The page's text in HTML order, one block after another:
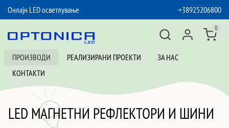
Онлајн LED осветлување
+38925206800
ПРОИЗВОДИ РЕАЛИЗИРАНИ ПРОЕКТИ
ЗА НАС
КОНТАКТИ
0
LED МАГНЕТНИ РЕФЛЕКТОРИ И ШИНИ